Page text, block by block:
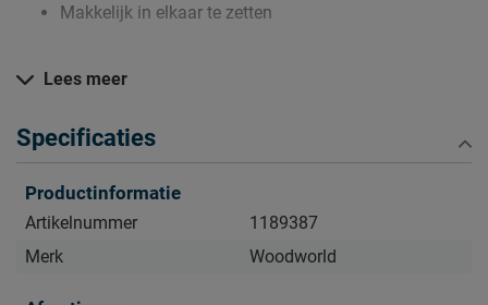
Makkelijk in elkaar te zetten
Zo blijft Halfhoogslaper Billie lang mooi (en schoon)
zien.
Lees meer
Specificaties
Productinformatie
Artikelnummer
1189387
Merk
Woodworld